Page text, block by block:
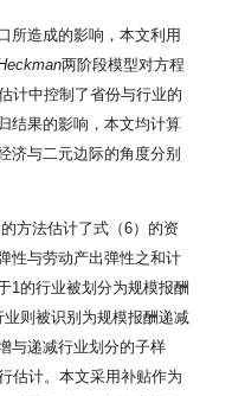
所造成的影响，本文利用
两阶段模型对方程
计中控制了省份与行业的
结果的影响，本文均计算
济与二元边际的角度分别
方法估计了式（6）的资
性与劳动产出弹性之和计
1的行业被划分为规模报酬
则被识别为规模报酬递减
与递减行业划分的子样
估计。本文采用补贴作为